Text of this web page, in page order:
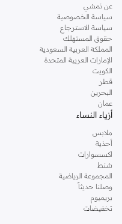
اليه.
تسوقي دوروثي بيركنز اون لاين
تسوقي دوروثي بيركنز اون لاين من
دوروثي بيركنز الشهيرة. تصفحي
استخدمي القائمة لتحديد تجربة تسوق
والدعم الاستثنائي يضمن لك تجربة
عن نمشي
سياسة الخصوصية
سياسة الاسترجاع
حقوق المستهلك
المملكة العربية السعودية
الإمارات العربية المتحدة
الكويت
قطر
البحرين
عمان
أزياء النساء
ملابس
أحذية
اكسسوارات
شنط
المجموعة الرياضية
وصلنا حديثاً
بريميوم
تخفيضات